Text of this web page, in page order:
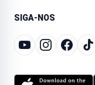
SIGA-NOS